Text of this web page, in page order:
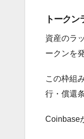
トーク
資産のラ
ークンを
この枠組
行・償還
Coinbase